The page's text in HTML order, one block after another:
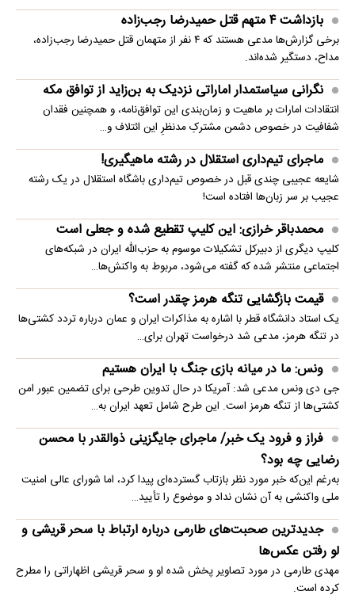
بازداشت ۴ متهم قتل حمیدرضا رجب‌زاده
برخی گزارش‌ها مدعی هستند که ۴ نفر از متهمان قتل حمیدرضا رجب‌زاده،
مداح، دستگیر شده‌اند.
نگرانی سیاستمدار اماراتی نزدیک به بن‌زاید از توافق مکه
انتقادات امارات بر ماهیت و زمان‌بندی این توافق‌نامه، و همچنین فقدان
شفافیت در خصوص دشمن مشترکِ مدنظرِ این ائتلاف و…
ماجرای تیم‌داری استقلال در رشته ماهیگیری!
شایعه عجیبی چندی قبل در خصوص تیم‌داری باشگاه استقلال در یک رشته
عجیب بر سر زبان‌ها افتاده است!
محمدباقر خرازی: این کلیپ تقطیع شده و جعلی است
کلیپ دیگری از دبیرکل تشکیلات موسوم به حزب‌الله ایران در شبکه‌های
اجتماعی منتشر شده که گفته می‌شود، مربوط به واکنش‌ها…
قیمت بازگشایی تنگه هرمز چقدر است؟
یک استاد دانشگاه قطر با اشاره به مذاکرات ایران و عمان درباره تردد کشتی‌ها
در تنگه هرمز، مدعی شد درخواست تهران برای…
ونس: ما در میانه بازی جنگ با ایران هستیم
جی دی ونس مدعی شد: آمریکا در حال تدوین طرحی برای تضمین عبور امن
کشتی‌ها از تنگه هرمز است. این طرح شامل تعهد ایران به…
فراز و فرود یک خبر/ ماجرای جایگزینی ذوالقدر با محسن
رضایی چه بود؟
به‌رغم این‌که خبر مورد نظر بازتاب گسترده‌ای پیدا کرد، اما شورای عالی امنیت
ملی واکنشی به آن نشان نداد و موضوع را تأیید…
جدیدترین صحبت‌های طارمی درباره ارتباط با سحر قریشی و
لو رفتن عکس‌ها
مهدی طارمی در مورد تصاویر پخش شده او و سحر قریشی اظهاراتی را مطرح
کرده است.